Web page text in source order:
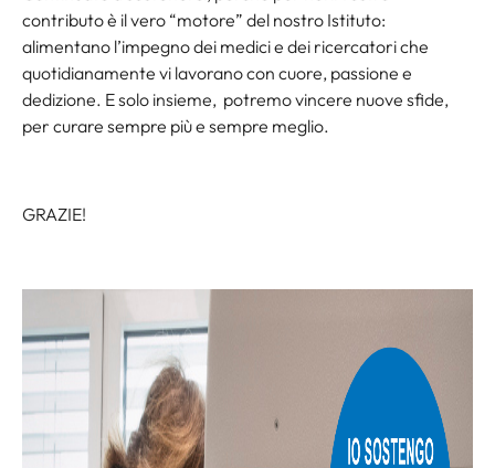
contributo è il vero “motore” del nostro Istituto:
alimentano l’impegno dei medici e dei ricercatori che
quotidianamente vi lavorano con cuore, passione e
dedizione. E solo insieme, potremo vincere nuove sfide,
per curare sempre più e sempre meglio.
GRAZIE!